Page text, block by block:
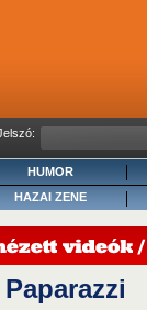
HUMOR
HAZAI ZENE